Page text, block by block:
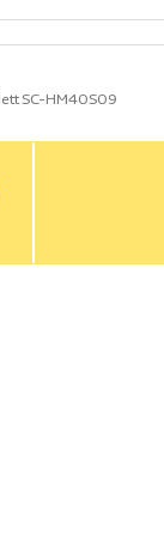
SC-HM40S09